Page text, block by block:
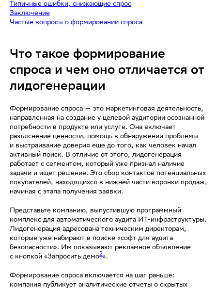
Типичные ошибки, снижающие спрос
Заключение
Частые вопросы о формировании спроса
Что такое формирование
спроса и чем оно отличается от
лидогенерации
Формирование спроса — это маркетинговая деятельность,
направленная на создание у целевой аудитории осознанной
потребности в продукте или услуге. Она включает
разъяснение ценности, помощь в обнаружении проблемы
и выстраивание доверия еще до того, как человек начал
активный поиск. В отличие от этого, лидогенерация
работает с сегментом, который уже признал наличие
задачи и ищет решение. Это сбор контактов потенциальных
покупателей, находящихся в нижней части воронки продаж,
начиная с этапа получения заявки.
Представьте компанию, выпустившую программный
комплекс для автоматического аудита ИТ-инфраструктуры.
Лидогенерация адресована техническим директорам,
которые уже набирают в поиске «софт для аудита
безопасности». Им показывают рекламное объявление
с кнопкой «Запросить демо2».
Формирование спроса включается на шаг раньше:
компания публикует аналитические отчеты о скрытых